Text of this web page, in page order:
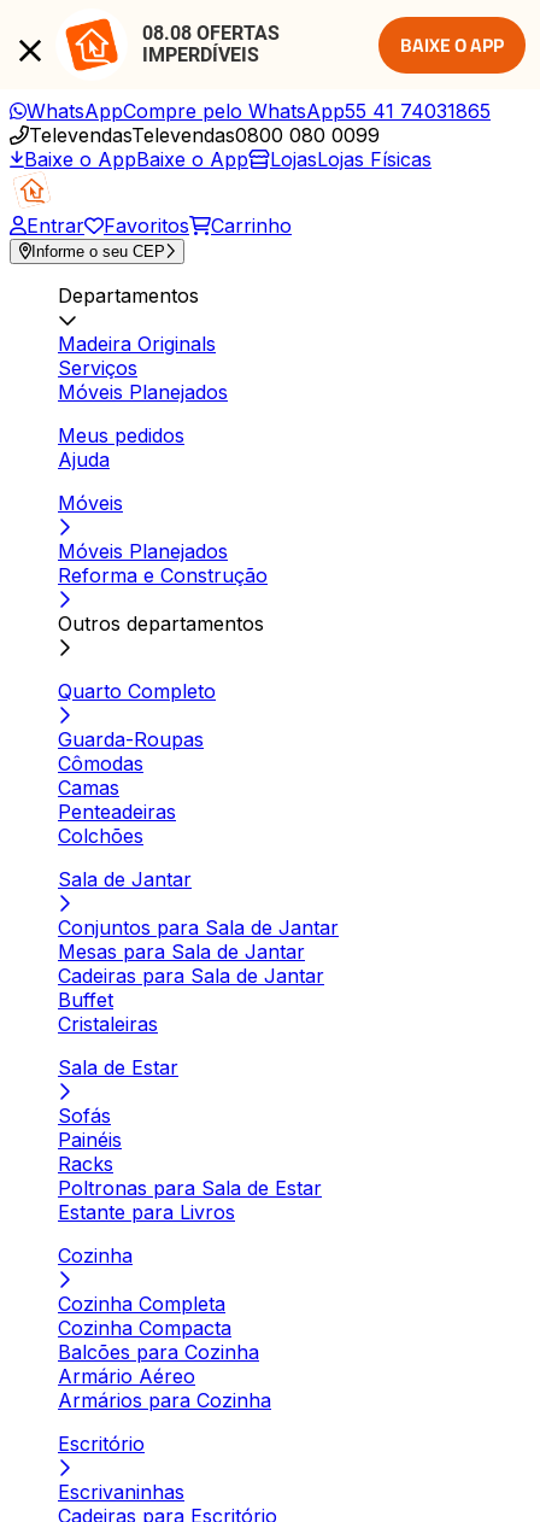
08.08 OFERTAS
IMPERDÍVEIS
BAIXE O APP
WhatsAppCompre pelo WhatsApp55 41 74031865
TelevendasTelevendas0800 080 0099
Baixe o AppBaixe o App LojasLojas Físicas
Entrar Favoritos Carrinho
Informe o seu CEP
Departamentos
Madeira Originals
Serviços
Móveis Planejados
Meus pedidos
Ajuda
Móveis
Móveis Planejados
Reforma e Construção
Outros departamentos
Quarto Completo
Guarda-Roupas
Cômodas
Camas
Penteadeiras
Colchões
Sala de Jantar
Conjuntos para Sala de Jantar
Mesas para Sala de Jantar
Cadeiras para Sala de Jantar
Buffet
Cristaleiras
Sala de Estar
Sofás
Painéis
Racks
Poltronas para Sala de Estar
Estante para Livros
Cozinha
Cozinha Completa
Cozinha Compacta
Balcões para Cozinha
Armário Aéreo
Armários para Cozinha
Escritório
Escrivaninhas
Cadeiras para Escritório